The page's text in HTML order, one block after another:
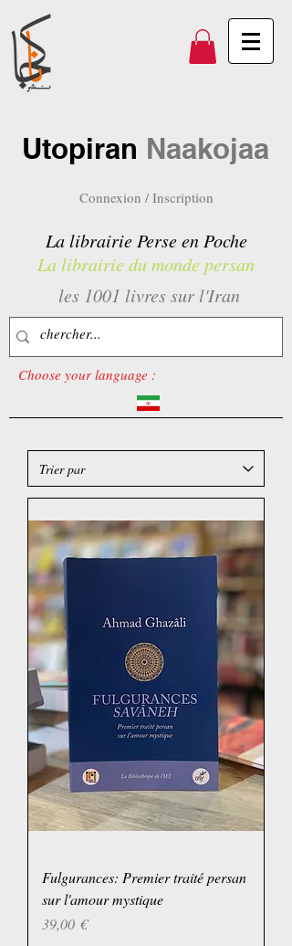
Utopiran Naakojaa
Connexion / Inscription
La librairie Perse en Poche
La librairie du monde persan
les 1001 livres sur l'Iran
Choose your language :
Fulgurances: Premier traité persan
sur l'amour mystique
Prix
39,00 €